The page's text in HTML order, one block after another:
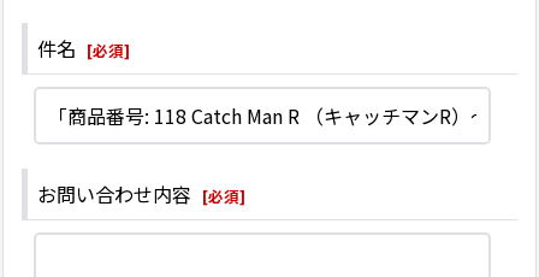
件名 [必須]
お問い合わせ内容 [必須]